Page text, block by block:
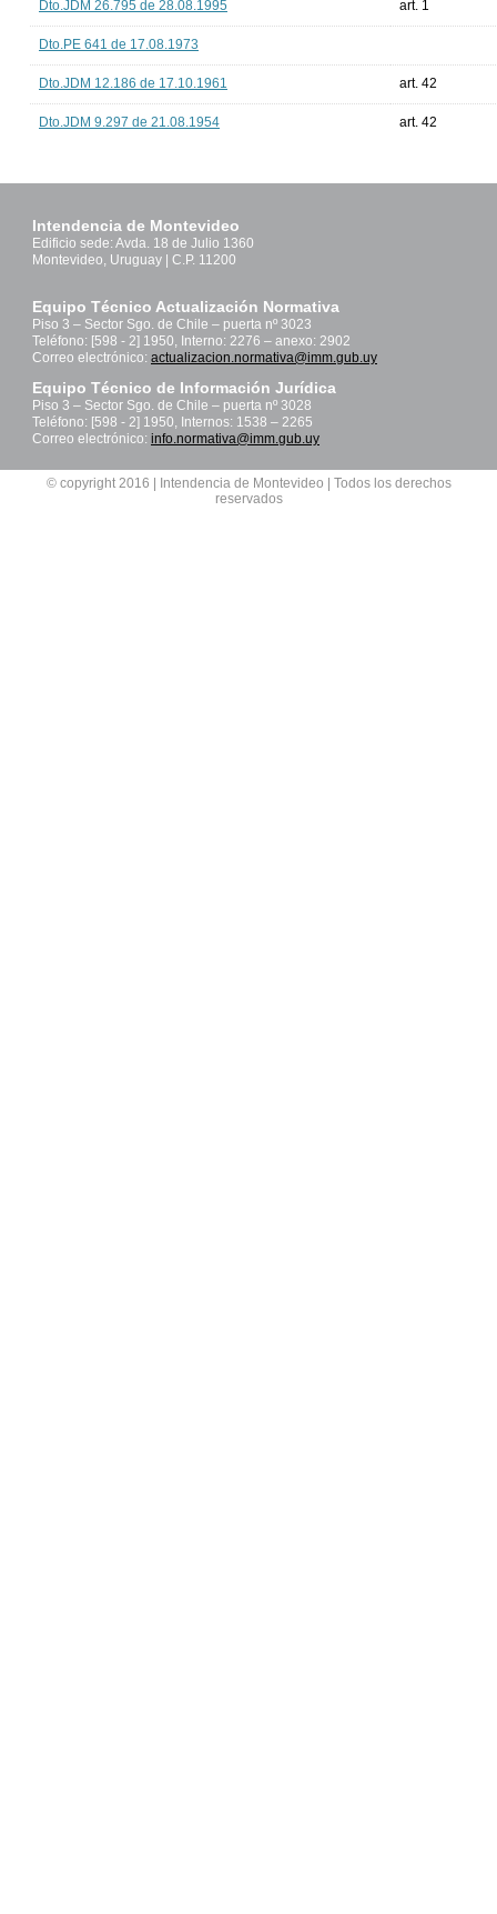
Dto.JDM 26.795 de 28.08.1995 art. 1
Dto.PE 641 de 17.08.1973
Dto.JDM 12.186 de 17.10.1961 art. 42
Dto.JDM 9.297 de 21.08.1954 art. 42
Intendencia de Montevideo
Edificio sede: Avda. 18 de Julio 1360
Montevideo, Uruguay | C.P. 11200
Equipo Técnico Actualización Normativa
Piso 3 – Sector Sgo. de Chile – puerta nº 3023
Teléfono: [598 - 2] 1950, Interno: 2276 – anexo: 2902
Correo electrónico: actualizacion.normativa@imm.gub.uy
Equipo Técnico de Información Jurídica
Piso 3 – Sector Sgo. de Chile – puerta nº 3028
Teléfono: [598 - 2] 1950, Internos: 1538 – 2265
Correo electrónico: info.normativa@imm.gub.uy
© copyright 2016 | Intendencia de Montevideo | Todos los derechos
reservados